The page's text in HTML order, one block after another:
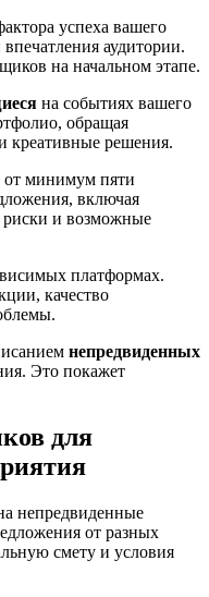
успеха вашего
аудитории.
на начальном этапе.
на событиях вашего
обращая
креативные решения.
от минимум пяти
включая
риски и возможные
платформах.
качество
непредвиденных
Это покажет
для
непредвиденные
от разных
смету и условия